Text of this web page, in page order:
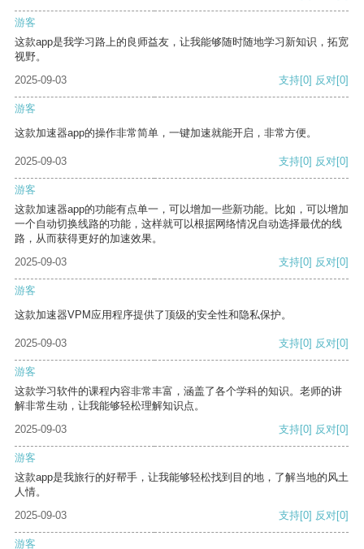
游客
这款app是我学习路上的良师益友，让我能够随时随地学习新知识，拓宽
视野。
2025-09-03
支持[0] 反对[0]
游客
这款加速器app的操作非常简单，一键加速就能开启，非常方便。
2025-09-03 支持[0] 反对[0]
游客
这款加速器app的功能有点单一，可以增加一些新功能。比如，可以增加
一个自动切换线路的功能，这样就可以根据网络情况自动选择最优的线
路，从而获得更好的加速效果。
2025-09-03
支持[0] 反对[0]
游客
这款加速器VPM应用程序提供了顶级的安全性和隐私保护。
2025-09-03 支持[0] 反对[0]
游客
这款学习软件的课程内容非常丰富，涵盖了各个学科的知识。老师的讲
解非常生动，让我能够轻松理解知识点。
2025-09-03
支持[0] 反对[0]
游客
这款app是我旅行的好帮手，让我能够轻松找到目的地，了解当地的风土
人情。
2025-09-03
支持[0] 反对[0]
游客